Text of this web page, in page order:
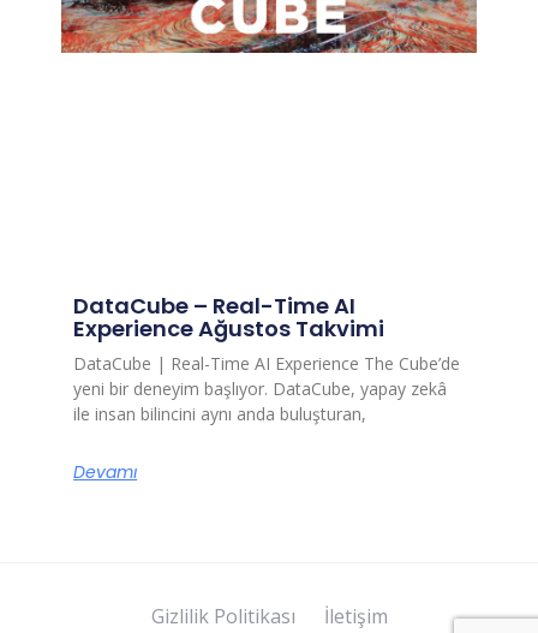
DataCube – Real-Time AI
Experience Ağustos Takvimi
DataCube | Real-Time AI Experience The Cube’de
yeni bir deneyim başlıyor. DataCube, yapay zekâ
ile insan bilincini aynı anda buluşturan,
Devamı
Gizlilik Politikası İletişim